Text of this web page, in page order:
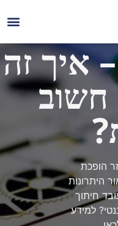
איך זה
חשוב
הופכת
היתרונות
חיתוך
למידע